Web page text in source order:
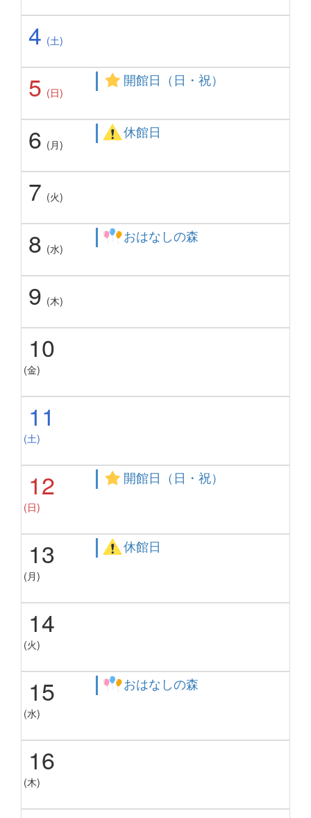
4 (土)
5 (日)
開館日（日・祝）
6 (月)
休館日
7 (火)
8 (水)
おはなしの森
9 (木)
10
(金)
11
(土)
12
(日)
開館日（日・祝）
13
(月)
休館日
14
(火)
15
(水)
おはなしの森
16
(木)